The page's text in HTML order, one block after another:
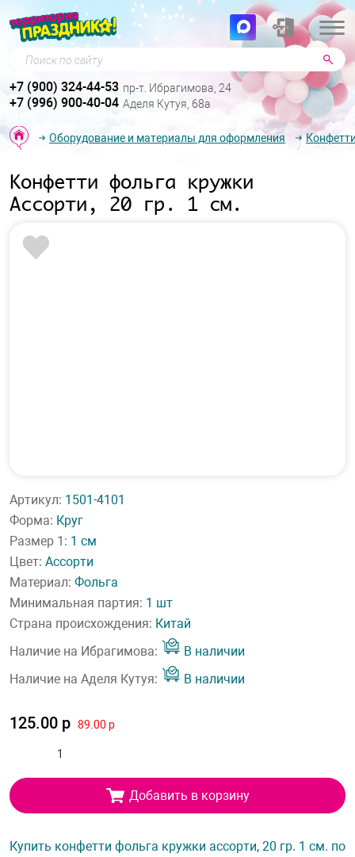
Поиск по сайту
+7 (900) 324-44-53 пр-т. Ибрагимова, 24
+7 (996) 900-40-04 Аделя Кутуя, 68а
Оборудование и материалы для оформления
Конфетти фольга кружки
Ассорти, 20 гр. 1 см.
Артикул: 1501-4101
Форма: Круг
Размер 1: 1 см
Цвет: Ассорти
Материал: Фольга
Минимальная партия: 1 шт
Страна происхождения: Китай
Наличие на Ибрагимова:
В наличии
Наличие на Аделя Кутуя:
В наличии
125.00 р 89.00 р
Добавить в корзину
Купить конфетти фольга кружки ассорти, 20 гр. 1 см. по